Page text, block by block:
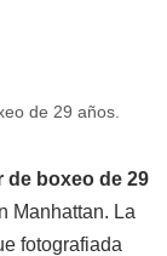
de 29 años.
de boxeo de 29
Manhattan. La
fotografiada